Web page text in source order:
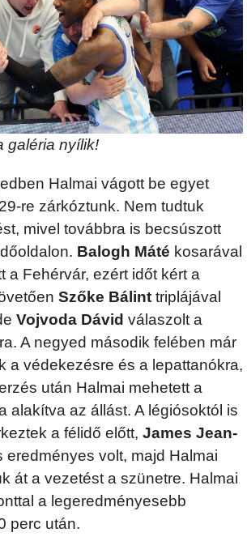
galéria nyílik!
Halmai vágott be egyet
re zárkóztunk. Nem tudtuk
mivel továbbra is becsúszott
Balogh Máté kosarával
a Fehérvár, ezért időt kért a
Szőke Bálint triplájával
Vojvoda Dávid válaszolt a
A negyed második felében már
a védekezésre és a lepattanókra,
után Halmai mehetett a
alakítva az állást. A légiósoktól is
a félidő előtt, James Jean-
eredményes volt, majd Halmai
át a vezetést a szünetre. Halmai
a legeredményesebb
perc után.